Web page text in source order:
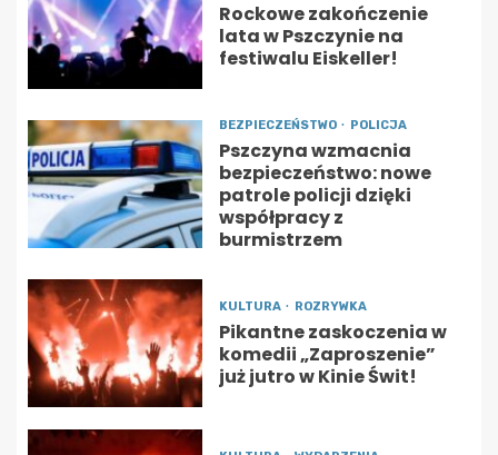
Rockowe zakończenie
lata w Pszczynie na
festiwalu Eiskeller!
BEZPIECZEŃSTWO POLICJA
Pszczyna wzmacnia
bezpieczeństwo: nowe
patrole policji dzięki
współpracy z
burmistrzem
KULTURA ROZRYWKA
Pikantne zaskoczenia w
komedii „Zaproszenie”
już jutro w Kinie Świt!